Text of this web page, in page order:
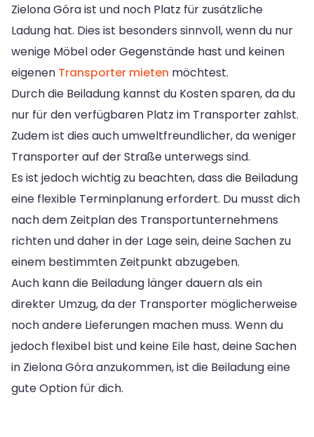
Zielona Góra ist und noch Platz für zusätzliche
Ladung hat. Dies ist besonders sinnvoll, wenn du nur
wenige Möbel oder Gegenstände hast und keinen
eigenen Transporter mieten möchtest.
Durch die Beiladung kannst du Kosten sparen, da du
nur für den verfügbaren Platz im Transporter zahlst.
Zudem ist dies auch umweltfreundlicher, da weniger
Transporter auf der Straße unterwegs sind.
Es ist jedoch wichtig zu beachten, dass die Beiladung
eine flexible Terminplanung erfordert. Du musst dich
nach dem Zeitplan des Transportunternehmens
richten und daher in der Lage sein, deine Sachen zu
einem bestimmten Zeitpunkt abzugeben.
Auch kann die Beiladung länger dauern als ein
direkter Umzug, da der Transporter möglicherweise
noch andere Lieferungen machen muss. Wenn du
jedoch flexibel bist und keine Eile hast, deine Sachen
in Zielona Góra anzukommen, ist die Beiladung eine
gute Option für dich.